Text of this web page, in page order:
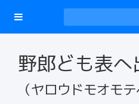
野郎ども表へ
（ヤロウドモオモテ